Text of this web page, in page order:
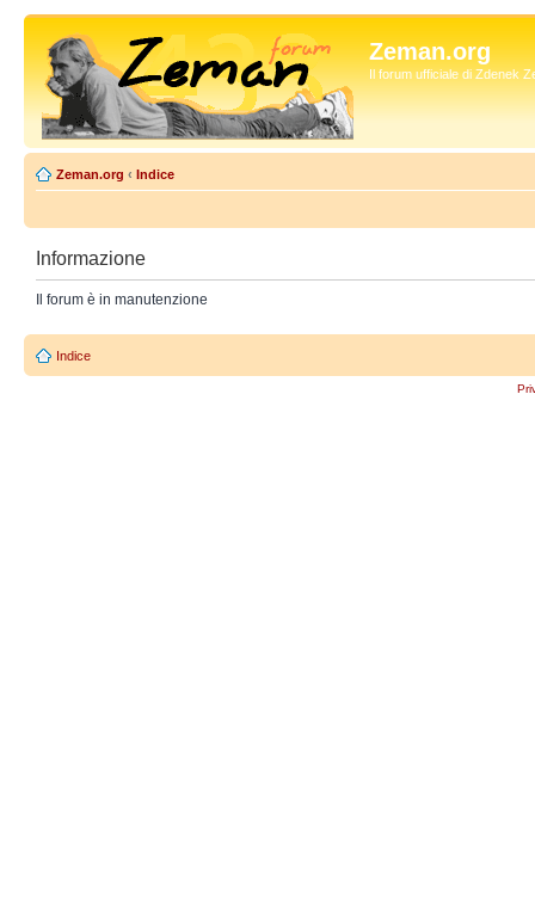
Zeman.org
Il forum ufficiale di Zdenek
Zeman.org ‹ Indice
Informazione
Il forum è in manutenzione
Indice